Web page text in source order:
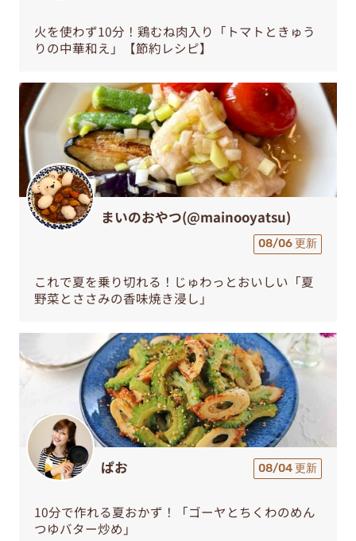
火を使わず10分！鶏むね肉入り「トマトときゅう
りの中華和え」【節約レシピ】
まいのおやつ(@mainooyatsu)
08/06 更新
これで夏を乗り切れる！じゅわっとおいしい「夏
野菜とささみの香味焼き浸し」
ぱお 08/04 更新
10分で作れる夏おかず！「ゴーヤとちくわのめん
つゆバター炒め」